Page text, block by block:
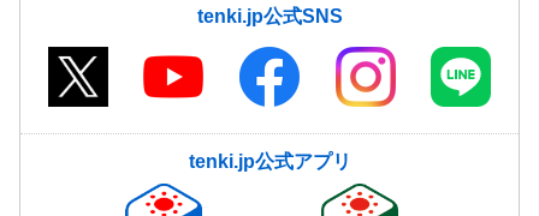
tenki.jp公式SNS
tenki.jp公式アプリ